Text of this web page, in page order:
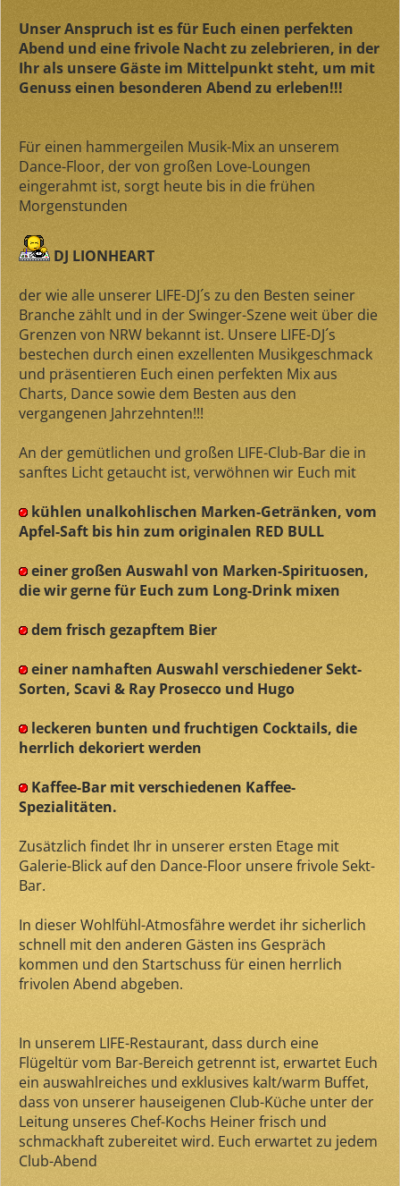
Unser Anspruch ist es für Euch einen perfekten
Abend und eine frivole Nacht zu zelebrieren, in der
Ihr als unsere Gäste im Mittelpunkt steht, um mit
Genuss einen besonderen Abend zu erleben!!!
Für einen hammergeilen Musik-Mix an unserem
Dance-Floor, der von großen Love-Loungen
eingerahmt ist, sorgt heute bis in die frühen
Morgenstunden
DJ LIONHEART
der wie alle unserer LIFE-DJ´s zu den Besten seiner
Branche zählt und in der Swinger-Szene weit über die
Grenzen von NRW bekannt ist. Unsere LIFE-DJ´s
bestechen durch einen exzellenten Musikgeschmack
und präsentieren Euch einen perfekten Mix aus
Charts, Dance sowie dem Besten aus den
vergangenen Jahrzehnten!!!
An der gemütlichen und großen LIFE-Club-Bar die in
sanftes Licht getaucht ist, verwöhnen wir Euch mit
kühlen unalkohlischen Marken-Getränken, vom
Apfel-Saft bis hin zum originalen RED BULL
einer großen Auswahl von Marken-Spirituosen,
die wir gerne für Euch zum Long-Drink mixen
dem frisch gezapftem Bier
einer namhaften Auswahl verschiedener Sekt-
Sorten, Scavi & Ray Prosecco und Hugo
leckeren bunten und fruchtigen Cocktails, die
herrlich dekoriert werden
Kaffee-Bar mit verschiedenen Kaffee-
Spezialitäten.
Zusätzlich findet Ihr in unserer ersten Etage mit
Galerie-Blick auf den Dance-Floor unsere frivole Sekt-
Bar.
In dieser Wohlfühl-Atmosfähre werdet ihr sicherlich
schnell mit den anderen Gästen ins Gespräch
kommen und den Startschuss für einen herrlich
frivolen Abend abgeben.
In unserem LIFE-Restaurant, dass durch eine
Flügeltür vom Bar-Bereich getrennt ist, erwartet Euch
ein auswahlreiches und exklusives kalt/warm Buffet,
dass von unserer hauseigenen Club-Küche unter der
Leitung unseres Chef-Kochs Heiner frisch und
schmackhaft zubereitet wird. Euch erwartet zu jedem
Club-Abend